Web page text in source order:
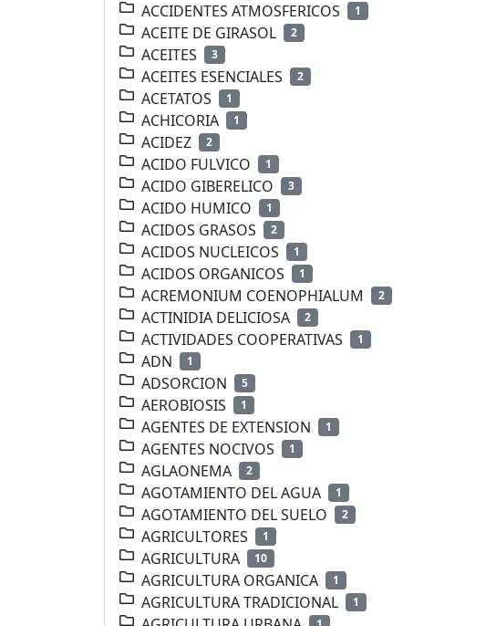
ACCIDENTES ATMOSFERICOS 1
ACEITE DE GIRASOL 2
ACEITES 3
ACEITES ESENCIALES 2
ACETATOS 1
ACHICORIA 1
ACIDEZ 2
ACIDO FULVICO 1
ACIDO GIBERELICO 3
ACIDO HUMICO 1
ACIDOS GRASOS 2
ACIDOS NUCLEICOS 1
ACIDOS ORGANICOS 1
ACREMONIUM COENOPHIALUM 2
ACTINIDIA DELICIOSA 2
ACTIVIDADES COOPERATIVAS 1
ADN 1
ADSORCION 5
AEROBIOSIS 1
AGENTES DE EXTENSION 1
AGENTES NOCIVOS 1
AGLAONEMA 2
AGOTAMIENTO DEL AGUA 1
AGOTAMIENTO DEL SUELO 2
AGRICULTORES 1
AGRICULTURA 10
AGRICULTURA ORGANICA 1
AGRICULTURA TRADICIONAL 1